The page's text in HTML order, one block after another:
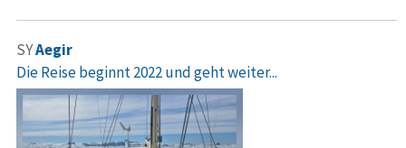
SYAegir
Die Reise beginnt 2022 und geht weiter...